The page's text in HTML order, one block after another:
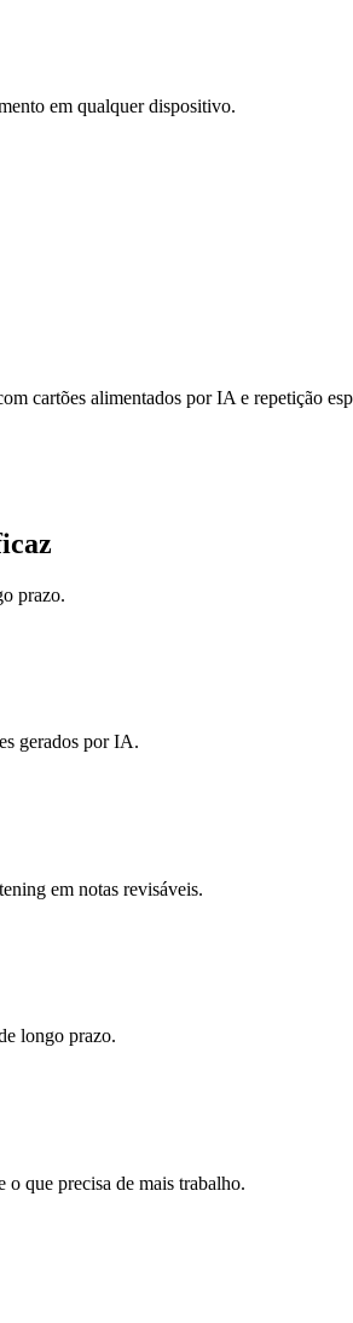
em qualquer dispositivo.
cartões alimentados por IA e repetição
prazo.
gerados por IA.
em notas revisáveis.
longo prazo.
que precisa de mais trabalho.